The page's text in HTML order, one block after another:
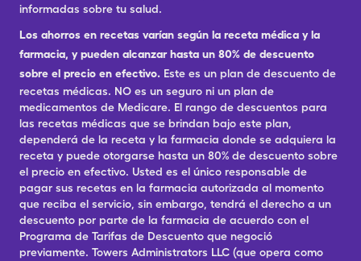
informadas sobre tu salud.
Los ahorros en recetas varían según la receta médica y la
farmacia, y pueden alcanzar hasta un 80% de descuento
sobre el precio en efectivo. Este es un plan de descuento de
recetas médicas. NO es un seguro ni un plan de
medicamentos de Medicare. El rango de descuentos para
las recetas médicas que se brindan bajo este plan,
dependerá de la receta y la farmacia donde se adquiera la
receta y puede otorgarse hasta un 80% de descuento sobre
el precio en efectivo. Usted es el único responsable de
pagar sus recetas en la farmacia autorizada al momento
que reciba el servicio, sin embargo, tendrá el derecho a un
descuento por parte de la farmacia de acuerdo con el
Programa de Tarifas de Descuento que negoció
previamente. Towers Administrators LLC (que opera como